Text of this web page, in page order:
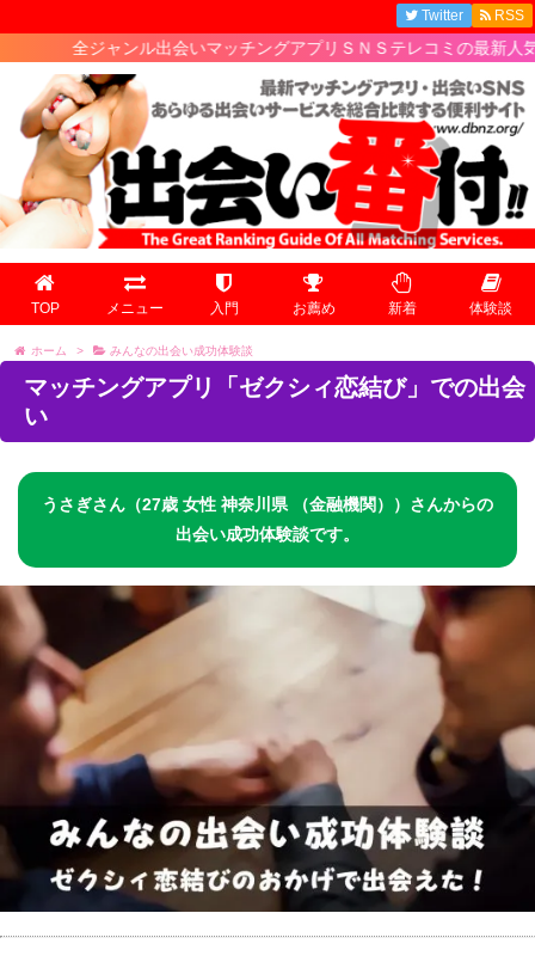
全ジャンル出会いマッチングアプリＳＮＳテレコミの最新人気ラン
TOP メニュー 入門 お薦め 新着 体験談
Twitter RSS
ホーム > みんなの出会い成功体験談
マッチングアプリ「ゼクシィ恋結び」での出会
い
うさぎさん（27歳 女性 神奈川県 （金融機関））さんからの
出会い成功体験談です。